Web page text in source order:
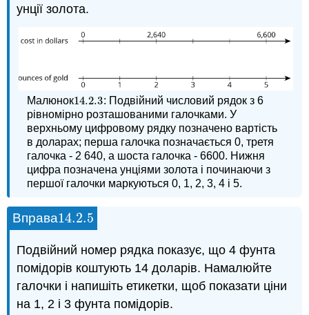
унції золота.
Малюнок14.2.3
14.2.3: Подвійний числовий рядок з 6
рівномірно розташованими галочками. У
верхньому цифровому рядку позначено вартість
в доларах; перша галочка позначається 0, третя
галочка - 2 640, а шоста галочка - 6600. Нижня
цифра позначена унціями золота і починаючи з
першої галочки маркуються 0, 1, 2, 3, 4 і 5.
Вправа14.2.5
14.2.5
Подвійний номер рядка показує, що 4 фунта
помідорів коштують 14 доларів. Намалюйте
галочки і напишіть етикетки, щоб показати ціни
на 1, 2 і 3 фунта помідорів.